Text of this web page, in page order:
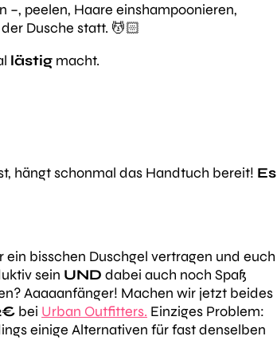
–, peelen, Haare einshampoonieren,
Dusche statt. 💆🏻
lästig macht.
hängt schonmal das Handtuch bereit! Es
bisschen Duschgel vertragen und euch
sein UND dabei auch noch Spaß
Aaaaanfänger! Machen wir jetzt beides
bei Urban Outfitters. Einziges Problem:
einige Alternativen für fast denselben